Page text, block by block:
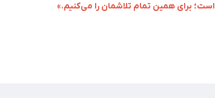
برای همین تمام تلاشمان را می‌کنیم.»